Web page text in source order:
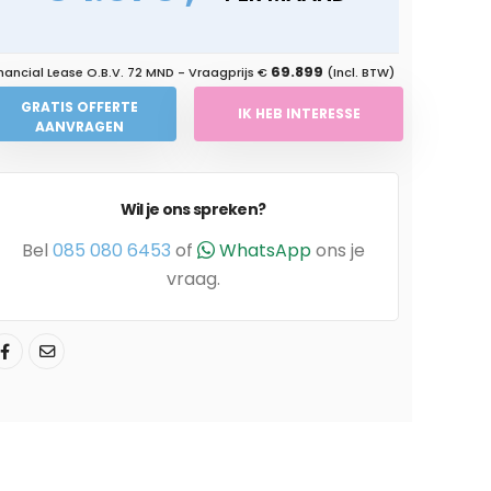
Lease O.B.V. 72 MND - Vraagprijs € 69.899 (Incl. BTW)
GRATIS OFFERTE
AANVRAGEN
IK HEB INTERESSE
Wil je ons spreken?
Bel 085 080 6453 of WhatsAppons je
vraag.